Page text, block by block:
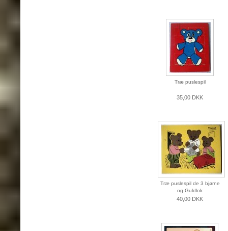
Træ puslespil
35,00 DKK
Træ puslespil de 3 bjørne
og Guldlok
40,00 DKK